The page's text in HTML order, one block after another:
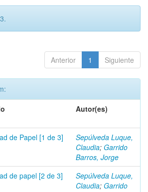
Anterior 1 Siguiente
Autor(es)
de Papel [1 de 3]
Sepúlveda Luque,
Claudia; Garrido
Barros, Jorge
de papel [2 de 3]
Sepúlveda Luque,
Claudia; Garrido